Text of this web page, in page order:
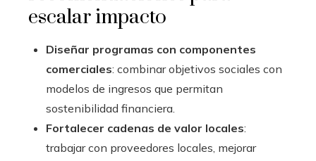
escalar impacto
Diseñar programas con componentes
comerciales: combinar objetivos sociales con
modelos de ingresos que permitan
sostenibilidad financiera.
Fortalecer cadenas de valor locales:
trabajar con proveedores locales, mejorar